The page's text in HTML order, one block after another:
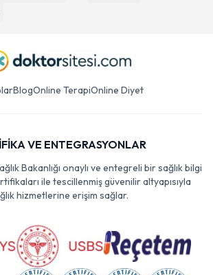
BlogOnline TerapiOnline Diyet
VE ENTEGRASYONLAR
Bakanlığı onaylı ve entegreli bir sağlık bilgi
ile tescillenmiş güvenilir altyapısıyla
hizmetlerine erişim sağlar.